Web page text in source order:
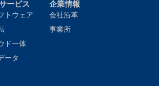
ービス
トウェア
ド一体
ータ
企業情報
会社沿革
事業所